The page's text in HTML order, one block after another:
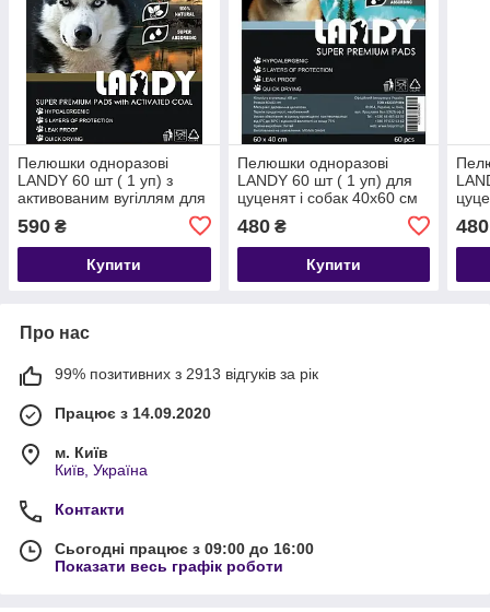
Пелюшки одноразові
LANDY 60 шт ( 1 уп) з
активованим вугіллям для
цуценят і собак 60х60 см
590 ₴
Купити
Пелюшки одноразові
LANDY 60 шт ( 1 уп) для
цуценят і собак 40х60 см
480₴
Купити
480
Про нас
99% позитивних з 2913 відгуків за рік
Працює з 14.09.2020
м. Київ
Київ, Україна
Контакти
Сьогодні працює з 09:00 до 16:00
Показати весь графік роботи